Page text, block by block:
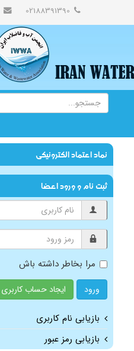
نماد اعتماد الکترونیکی
ثبت نام و ورود اعضا
مرا بخاطر داشته باش
ورود ایجاد حساب کاربری
بازیابی نام کاربری
بازیابی رمز عبور